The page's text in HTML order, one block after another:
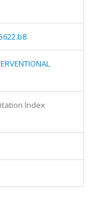
Index